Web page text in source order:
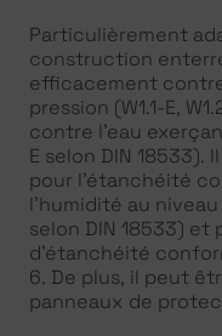
Particulièrement
construction
efficacement contre
pression (W1.1-E,
contre l’eau
E selon DIN
pour l’étanchéité
l’humidité au
selon DIN 18533)
d’étanchéité
6. De plus, il peut
panneaux de